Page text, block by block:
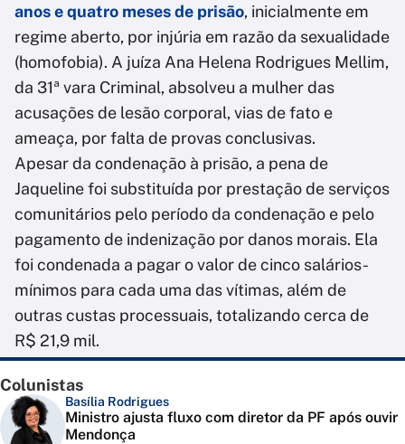
anos e quatro meses de prisão, inicialmente em
regime aberto, por injúria em razão da sexualidade
(homofobia). A juíza Ana Helena Rodrigues Mellim,
da 31ª vara Criminal, absolveu a mulher das
acusações de lesão corporal, vias de fato e
ameaça, por falta de provas conclusivas.
Apesar da condenação à prisão, a pena de
Jaqueline foi substituída por prestação de serviços
comunitários pelo período da condenação e pelo
pagamento de indenização por danos morais. Ela
foi condenada a pagar o valor de cinco salários-
mínimos para cada uma das vítimas, além de
outras custas processuais, totalizando cerca de
R$ 21,9 mil.
Colunistas
Basília Rodrigues
Ministro ajusta fluxo com diretor da PF após ouvir
Mendonça